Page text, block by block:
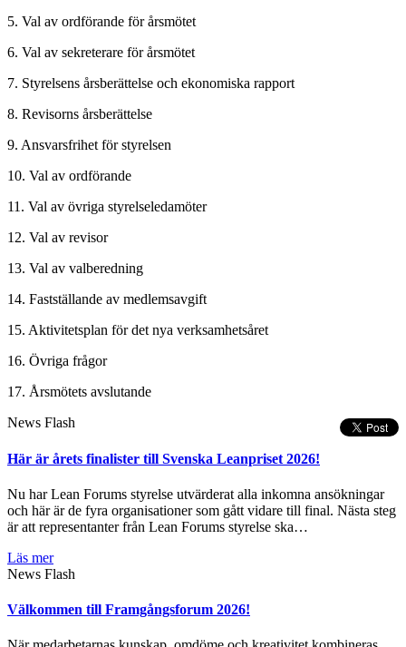
5. Val av ordförande för årsmötet
6. Val av sekreterare för årsmötet
7. Styrelsens årsberättelse och ekonomiska rapport
8. Revisorns årsberättelse
9. Ansvarsfrihet för styrelsen
10. Val av ordförande
11. Val av övriga styrelseledamöter
12. Val av revisor
13. Val av valberedning
14. Fastställande av medlemsavgift
15. Aktivitetsplan för det nya verksamhetsåret
16. Övriga frågor
17. Årsmötets avslutande
News Flash
Här är årets finalister till Svenska Leanpriset 2026!
Nu har Lean Forums styrelse utvärderat alla inkomna ansökningar
och här är de fyra organisationer som gått vidare till final. Nästa steg
är att representanter från Lean Forums styrelse ska…
Läs mer
News Flash
Välkommen till Framgångsforum 2026!